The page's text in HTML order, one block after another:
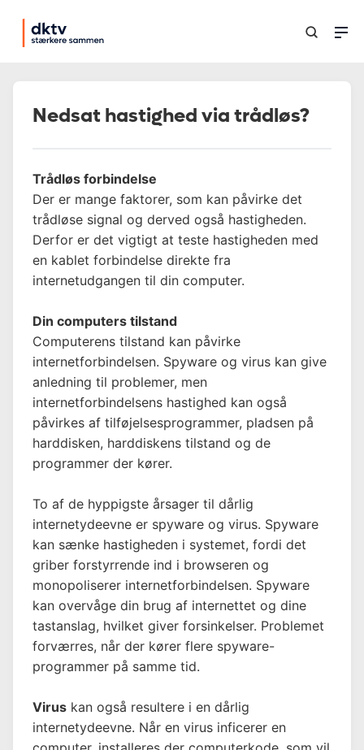
Nedsat hastighed via trådløs?
Trådløs forbindelse
Der er mange faktorer, som kan påvirke det
trådløse signal og derved også hastigheden.
Derfor er det vigtigt at teste hastigheden med
en kablet forbindelse direkte fra
internetudgangen til din computer.
Din computers tilstand
Computerens tilstand kan påvirke
internetforbindelsen. Spyware og virus kan give
anledning til problemer, men
internetforbindelsens hastighed kan også
påvirkes af tilføjelsesprogrammer, pladsen på
harddisken, harddiskens tilstand og de
programmer der kører.
To af de hyppigste årsager til dårlig
internetydeevne er spyware og virus. Spyware
kan sænke hastigheden i systemet, fordi det
griber forstyrrende ind i browseren og
monopoliserer internetforbindelsen. Spyware
kan overvåge din brug af internettet og dine
tastanslag, hvilket giver forsinkelser. Problemet
forværres, når der kører flere spyware-
programmer på samme tid.
Virus kan også resultere i en dårlig
internetydeevne. Når en virus inficerer en